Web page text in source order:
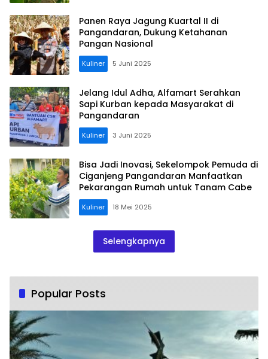
Panen Raya Jagung Kuartal II di
Pangandaran, Dukung Ketahanan
Pangan Nasional
Kuliner 5 Juni 2025
Jelang Idul Adha, Alfamart Serahkan
Sapi Kurban kepada Masyarakat di
Pangandaran
Kuliner 3 Juni 2025
Bisa Jadi Inovasi, Sekelompok Pemuda di
Ciganjeng Pangandaran Manfaatkan
Pekarangan Rumah untuk Tanam Cabe
Kuliner 18 Mei 2025
Selengkapnya
Popular Posts